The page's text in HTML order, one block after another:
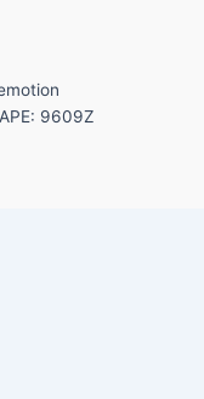
9609Z